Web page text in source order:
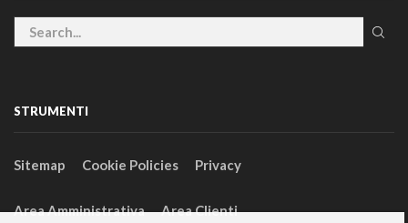
STRUMENTI
Sitemap Cookie Policies Privacy
Area Amministrativa Area Clienti